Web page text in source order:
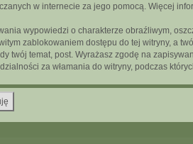
w internecie za jego pomocą. Więcej
wypowiedzi o charakterze obraźliwym,
zablokowaniem dostępu do tej witryny, a
twój temat, post. Wyrażasz zgodę na
za włamania do witryny, podczas